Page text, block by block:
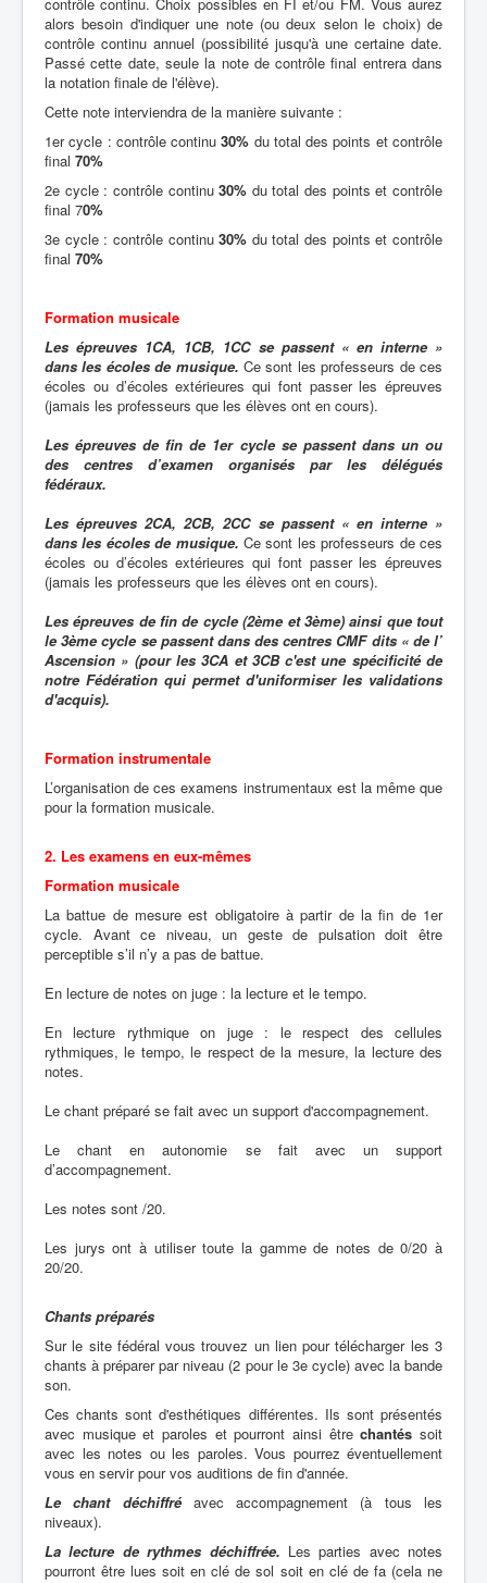
alors besoin d'indiquer une note (ou deux selon le choix) de
contrôle continu annuel (possibilité jusqu'à une certaine date.
Passé cette date, seule la note de contrôle final entrera dans
la notation finale de l'élève).
Cette note interviendra de la manière suivante :
1er cycle : contrôle continu30% du total des points et contrôle
final 70%
2e cycle : contrôle continu30% du total des points et contrôle
final 70%
3e cycle : contrôle continu30% du total des points et contrôle
final 70%
Formation musicale
Les épreuves 1CA, 1CB, 1CC se passent « en interne »
dans les écoles de musique. Ce sont les professeurs de ces
écoles ou d’écoles extérieures qui font passer les épreuves
(jamais les professeurs que les élèves ont en cours).
Les épreuves de fin de 1er cycle se passent dans un ou
des centres d’examen organisés par les délégués
fédéraux.
Les épreuves 2CA, 2CB, 2CC se passent « en interne »
dans les écoles de musique. Ce sont les professeurs de ces
écoles ou d’écoles extérieures qui font passer les épreuves
(jamais les professeurs que les élèves ont en cours).
Les épreuves de fin de cycle (2ème et 3ème) ainsi que tout
le 3ème cycle se passent dans des centres CMF dits « de l’
Ascension » (pour les 3CA et 3CB c'est une spécificité de
notre Fédération qui permet d'uniformiser les validations
d'acquis).
Formation instrumentale
L’organisation de ces examens instrumentaux est la même que
pour la formation musicale.
2. Les examens en eux-mêmes
Formation musicale
La battue de mesure est obligatoire à partir de la fin de 1er
cycle. Avant ce niveau, un geste de pulsation doit être
perceptible s’il n’y a pas de battue.
En lecture de notes on juge : la lecture et le tempo.
En lecture rythmique on juge : le respect des cellules
rythmiques, le tempo, le respect de la mesure, la lecture des
notes.
Le chant préparé se fait avec un support d'accompagnement.
Le chant en autonomie se fait avec un support
d’accompagnement.
Les notes sont /20.
Les jurys ont à utiliser toute la gamme de notes de 0/20 à
20/20.
Chants préparés
Sur le site fédéral vous trouvez un lien pour télécharger les 3
chants à préparer par niveau (2 pour le 3e cycle) avec la bande
son.
Ces chants sont d'esthétiques différentes. Ils sont présentés
avec musique et paroles et pourront ainsi êtrechantéssoit
avec les notes ou les paroles. Vous pourrez éventuellement
vous en servir pour vos auditions de fin d'année.
Le chant déchiffré avec accompagnement (à tous les
niveaux).
La lecture de rythmes déchiffrée. Les parties avec notes
pourront être lues soit en clé de sol soit en clé de fa (cela ne